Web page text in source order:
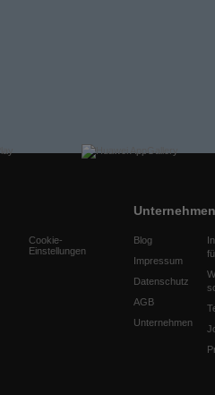
Cookie-
Einstellungen
Unternehmen
Blog
Impressum
Datenschutz
AGB
Unternehmen